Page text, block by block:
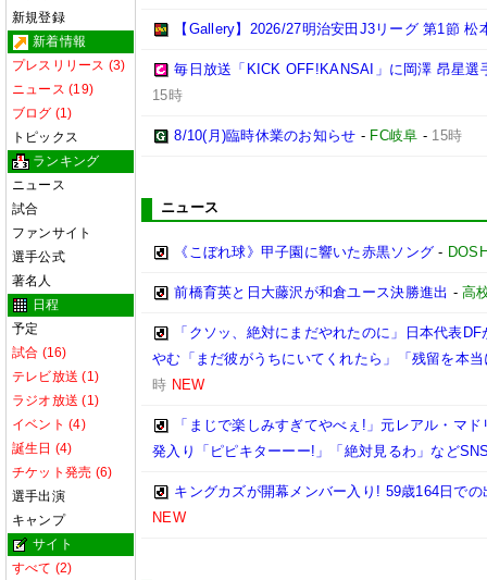
新規登録
新着情報
プレスリリース (3)
ニュース (19)
ブログ (1)
トピックス
ランキング
ニュース
試合
ファンサイト
選手公式
著名人
日程
予定
試合 (16)
テレビ放送 (1)
ラジオ放送 (1)
イベント (4)
誕生日 (4)
チケット発売 (6)
選手出演
キャンプ
サイト
すべて (2)
【Gallery】2026/27明治安田J3リーグ 第1節 松
毎日放送「KICK OFF!KANSAI」に岡澤 昂星選
15時
8/10(月)臨時休業のお知らせ - FC岐阜 - 15時
ニュース
《こぼれ球》甲子園に響いた赤黒ソング -
前橋育英と日大藤沢が和倉ユース決勝進出 -高
「クソッ、絶対にまだやれたのに」日本代表
やむ「まだ彼がうちにいてくれたら」「残留を本
時 NEW
「まじで楽しみすぎてやべぇ!」元レアル・マ
発入り「ピピキターーー!」「絶対見るわ」など
キングカズが開幕メンバー入り! 59歳164日で
NEW